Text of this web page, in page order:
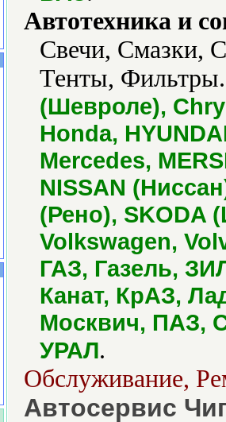
Автотехника и
Свечи, Смазки,
Тенты,
(Шевроле),
Honda,
Mercedes,
NISSAN
(Рено), SKODA
Volkswagen,
ГАЗ, Газель,
Канат, КрАЗ,
Москвич, ПАЗ,
УРАЛ.
Обслуживание,
Автосервис